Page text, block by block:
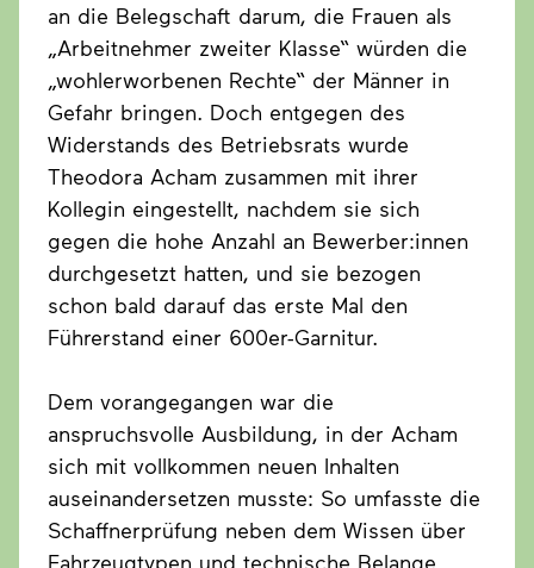
an die Belegschaft darum, die Frauen als
„Arbeitnehmer zweiter Klasse“ würden die
„wohlerworbenen Rechte“ der Männer in
Gefahr bringen. Doch entgegen des
Widerstands des Betriebsrats wurde
Theodora Acham zusammen mit ihrer
Kollegin eingestellt, nachdem sie sich
gegen die hohe Anzahl an Bewerber:innen
durchgesetzt hatten, und sie bezogen
schon bald darauf das erste Mal den
Führerstand einer 600er-Garnitur.
Dem vorangegangen war die
anspruchsvolle Ausbildung, in der Acham
sich mit vollkommen neuen Inhalten
auseinandersetzen musste: So umfasste die
Schaffnerprüfung neben dem Wissen über
Fahrzeugtypen und technische Belange